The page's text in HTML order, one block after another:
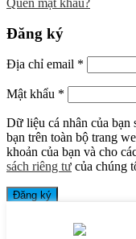
Đăng ký
Địa chỉ email *
Mật khẩu *
Dữ liệu cá nhân của bạn
bạn trên toàn bộ trang
khoản của bạn và cho
sách riêng tư của chúng
Đăng ký